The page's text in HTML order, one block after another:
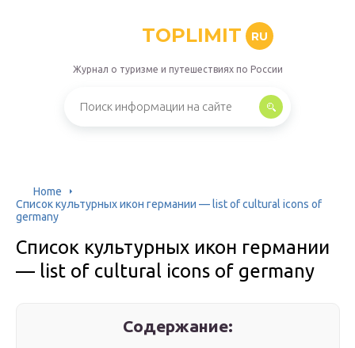
TOPLIMIT RU
Журнал о туризме и путешествиях по России
Home
Список культурных икон германии — list of cultural icons of
germany
Список культурных икон германии
— list of cultural icons of germany
Содержание: